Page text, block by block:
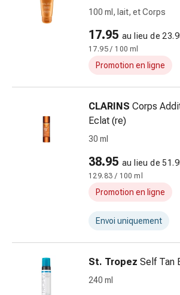
Sutures
adhésives
vésicante
Tampons
médicaux
Hygiène
oreilles
Gouttes
pour
100 ml, lait, et Corps
17.95 au lieu de
17.95 / 100 ml
Promotion en ligne
CLARINS Corps
Eclat (re)
30 ml
38.95 au lieu de
129.83 / 100 ml
Promotion en ligne
Envoi uniquement
St. Tropez Self Tan
240 ml